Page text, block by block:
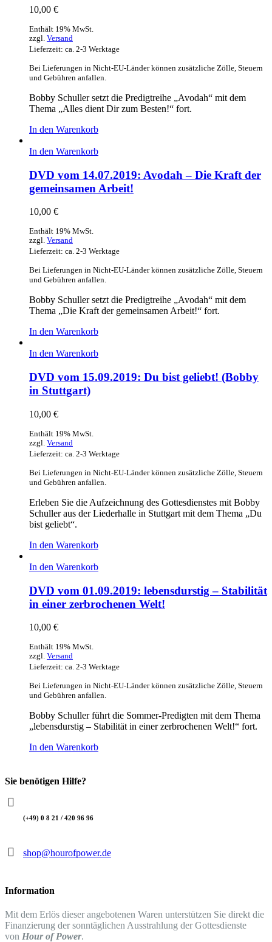
10,00 €
Enthält 19% MwSt.
zzgl. Versand
Lieferzeit: ca. 2-3 Werktage
Bei Lieferungen in Nicht-EU-Länder können zusätzliche Zölle, Steuern
und Gebühren anfallen.
Bobby Schuller setzt die Predigtreihe „Avodah“ mit dem
Thema „Alles dient Dir zum Besten!“ fort.
In den Warenkorb
In den Warenkorb
DVD vom 14.07.2019: Avodah – Die Kraft der
gemeinsamen Arbeit!
10,00 €
Enthält 19% MwSt.
zzgl. Versand
Lieferzeit: ca. 2-3 Werktage
Bei Lieferungen in Nicht-EU-Länder können zusätzliche Zölle, Steuern
und Gebühren anfallen.
Bobby Schuller setzt die Predigtreihe „Avodah“ mit dem
Thema „Die Kraft der gemeinsamen Arbeit!“ fort.
In den Warenkorb
In den Warenkorb
DVD vom 15.09.2019: Du bist geliebt! (Bobby
in Stuttgart)
10,00 €
Enthält 19% MwSt.
zzgl. Versand
Lieferzeit: ca. 2-3 Werktage
Bei Lieferungen in Nicht-EU-Länder können zusätzliche Zölle, Steuern
und Gebühren anfallen.
Erleben Sie die Aufzeichnung des Gottesdienstes mit Bobby
Schuller aus der Liederhalle in Stuttgart mit dem Thema „Du
bist geliebt“.
In den Warenkorb
In den Warenkorb
DVD vom 01.09.2019: lebensdurstig – Stabilität
in einer zerbrochenen Welt!
10,00 €
Enthält 19% MwSt.
zzgl. Versand
Lieferzeit: ca. 2-3 Werktage
Bei Lieferungen in Nicht-EU-Länder können zusätzliche Zölle, Steuern
und Gebühren anfallen.
Bobby Schuller führt die Sommer-Predigten mit dem Thema
„lebensdurstig – Stabilität in einer zerbrochenen Welt!“ fort.
In den Warenkorb
Sie benötigen Hilfe?
(+49) 0 8 21 / 420 96 96
shop@hourofpower.de
Information
Mit dem Erlös dieser angebotenen Waren unterstützen Sie direkt die
Finanzierung der sonntäglichen Ausstrahlung der Gottesdienste
von Hour of Power.